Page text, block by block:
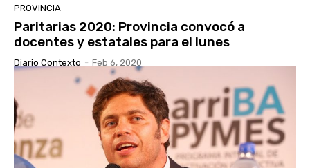
PROVINCIA
Paritarias 2020: Provincia convocó a
docentes y estatales para el lunes
Diario Contexto - Feb 6, 2020